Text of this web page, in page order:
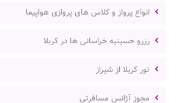
انواع پرواز و کلاس های پروازی هواپیما
رزرو حسینیه خراسانی ها در کربلا
تور کربلا از شیراز
مجوز آژانس مسافرتی